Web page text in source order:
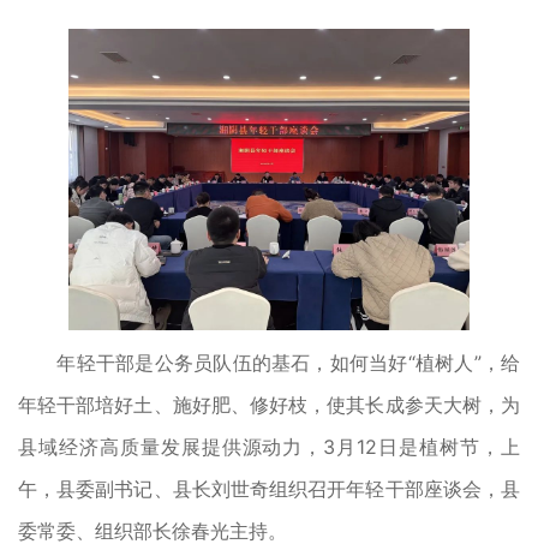
年轻干部是公务员队伍的基石，如何当好“植树人”，给
年轻干部培好土、施好肥、修好枝，使其长成参天大树，为
县域经济高质量发展提供源动力，3月12日是植树节，上
午，县委副书记、县长刘世奇组织召开年轻干部座谈会，县
委常委、组织部长徐春光主持。